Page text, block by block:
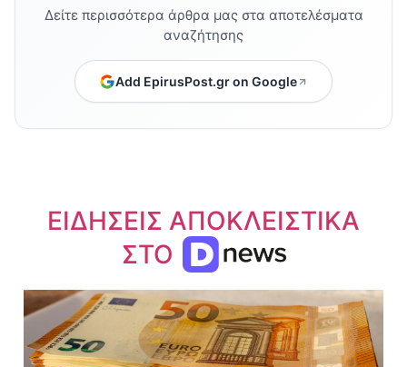
Δείτε περισσότερα άρθρα μας στα αποτελέσματα
αναζήτησης
Add EpirusPost.gr on Google
ΕΙΔΗΣΕΙΣ ΑΠΟΚΛΕΙΣΤΙΚΑ
ΣΤΟ